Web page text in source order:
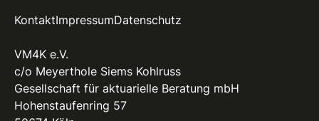
KontaktImpressumDatenschutz
VM4K e.V.
c/o Meyerthole Siems Kohlruss
Gesellschaft für aktuarielle Beratung mbH
Hohenstaufenring 57